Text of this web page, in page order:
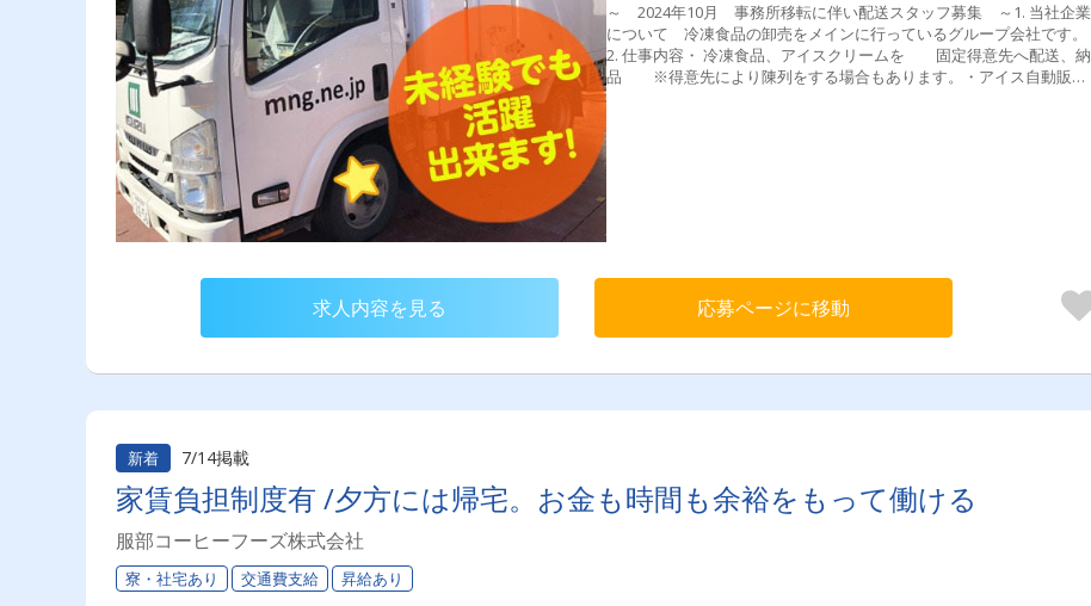
～ 2024年10月 事務所移転に伴い配送スタッフ募集 ～1. 当社企業
について 冷凍食品の卸売をメインに行っているグループ会社です。
2. 仕事内容・ 冷凍食品、アイスクリームを 固定得意先へ配送、納
品 ※得意先により陳列をする場合もあります。・アイス自動販売
機の商品補充、 現金回収、メンテナンス など・翌日に配送する商
ト・大手ドラックストアがメイン♪ それ以外には、一部 個人商店
や アイスの自動販売機などへの 納品もありますが、固定のお取引様
求人内容を見る 応募ページに移動
新着 7/14掲載
家賃負担制度有 /夕方には帰宅。お金も時間も余裕をもって働ける
服部コーヒーフーズ株式会社
寮・社宅あり 交通費支給 昇給あり